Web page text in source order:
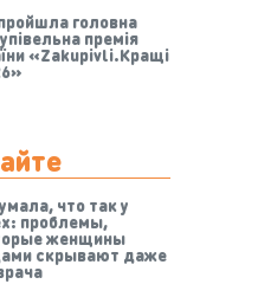
головна
премія
«Zakupivli.Кращі
что так у
проблемы,
женщины
скрывают даже